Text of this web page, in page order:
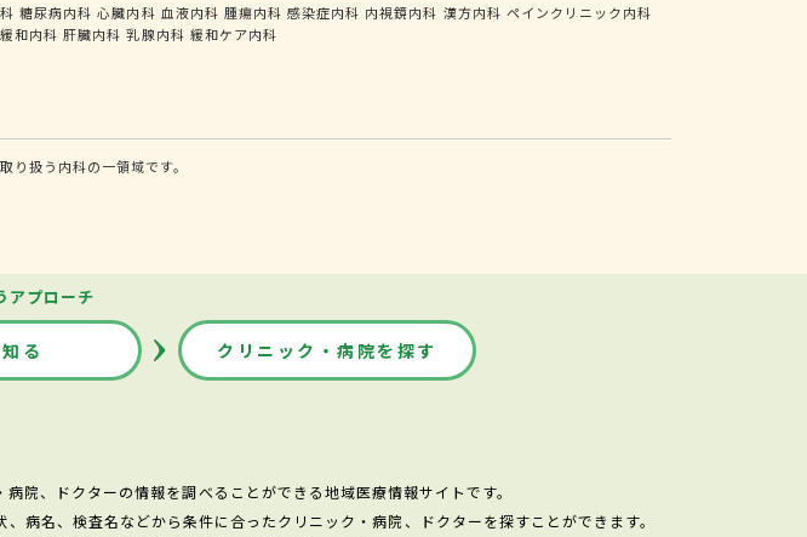
糖尿病内科 心臓内科 血液内科 腫瘍内科 感染症内科 内視鏡内科 漢方内科 ペインクリニック内科
和内科 肝臓内科 乳腺内科 緩和ケア内科
扱う内科の一領域です。
アプローチ
る クリニック・病院を探す
院、ドクターの情報を調べることができる地域医療情報サイトです。
病名、検査名などから条件に合ったクリニック・病院、ドクターを探すことができます。